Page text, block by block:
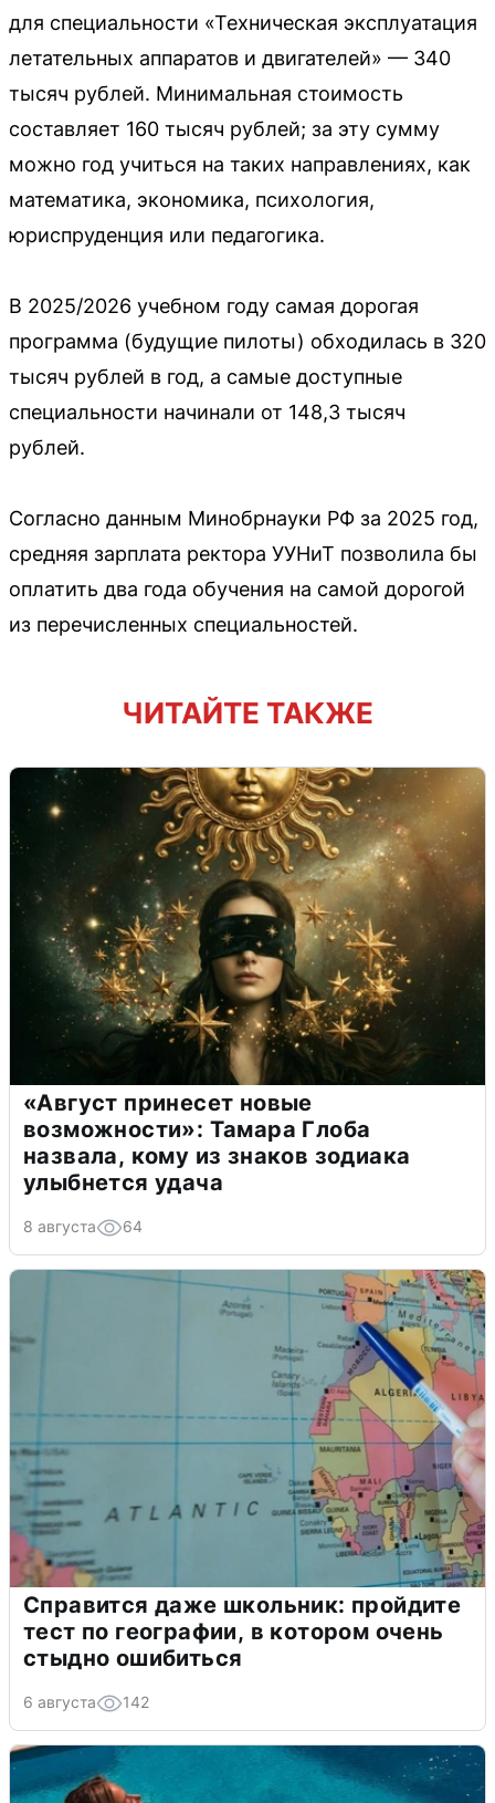
для специальности «Техническая эксплуатация
летательных аппаратов и двигателей» — 340
тысяч рублей. Минимальная стоимость
составляет 160 тысяч рублей; за эту сумму
можно год учиться на таких направлениях, как
математика, экономика, психология,
юриспруденция или педагогика.
В 2025/2026 учебном году самая дорогая
программа (будущие пилоты) обходилась в 320
тысяч рублей в год, а самые доступные
специальности начинали от 148,3 тысяч
рублей.
Согласно данным Минобрнауки РФ за 2025 год,
средняя зарплата ректора УУНиТ позволила бы
оплатить два года обучения на самой дорогой
из перечисленных специальностей.
ЧИТАЙТЕ ТАКЖЕ
«Август принесет новые
возможности»: Тамара Глоба
назвала, кому из знаков зодиака
улыбнется удача
8 августа 64
Справится даже школьник: пройдите
тест по географии, в котором очень
стыдно ошибиться
6 августа 142